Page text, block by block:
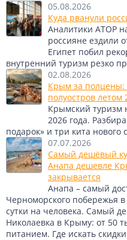
05.08.2026
Куда рванули
Аналитики АТОР
россияне ездили
Египет побил
внутренний туризм резко
02.08.2026
Крым за полцены:
полуостров летом
Крымский туризм
2026 года.
подарок» и три кита нового
07.07.2026
Самый дешёвый
Анапа дешевле
закрывается
Анапа – самый
Черноморского побережья в
сутки на человека. Самый
Николаевка в Крыму: от 50
питанием. Где искать